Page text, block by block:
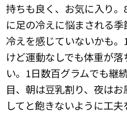
持ちも良く、お気に入り
に足の冷えに悩まされる
冷えを感じていないかも
けど運動なしでも体重が
い。1日数百グラムでも継
目、朝は豆乳割り、夜はお
してと飽きないように工